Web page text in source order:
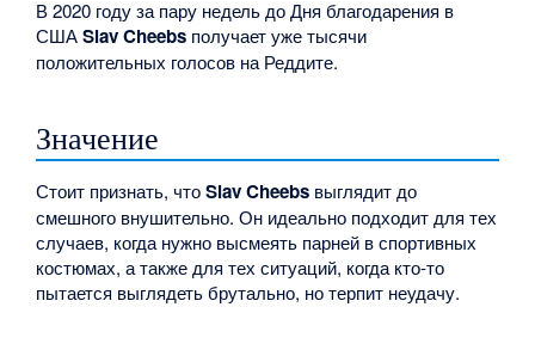
В 2020 году за пару недель до Дня благодарения в
СШАSlav Cheebs получает уже тысячи
положительных голосов на Реддите.
Значение
Стоит признать, чтоSlav Cheebs выглядит до
смешного внушительно. Он идеально подходит для тех
случаев, когда нужно высмеять парней в спортивных
костюмах, а также для тех ситуаций, когда кто-то
пытается выглядеть брутально, но терпит неудачу.